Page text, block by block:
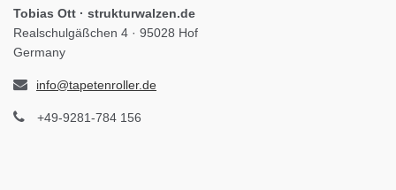
Tobias Ott · strukturwalzen.de
Realschulgäßchen 4 · 95028 Hof
Germany
info@tapetenroller.de
+49-9281-784 156